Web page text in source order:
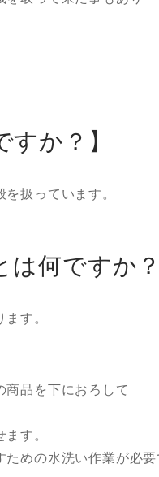
すか？】
扱っています。
は何ですか
す。
商品を下におろして
す。
ための水洗い作業が必